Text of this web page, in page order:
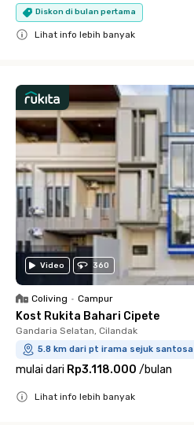
Diskon di bulan pertama
Lihat info lebih banyak
Video 360
Coliving • Campur
Kost Rukita Bahari Cipete
Gandaria Selatan, Cilandak
5.8 km dari pt irama sejuk santosa
mulai dari Rp3.118.000 /bulan
Lihat info lebih banyak